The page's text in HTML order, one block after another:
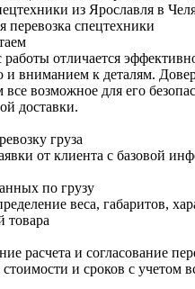
из Ярославля в
перевозка спецтехники
отличается
и вниманием к деталям.
возможное для его
доставки.
груза
от клиента с базовой
по грузу
веса, габаритов,
товара
расчета и согласование
и сроков с учетом